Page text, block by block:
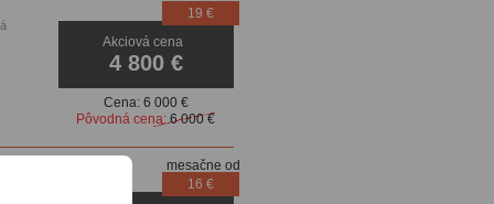
Akciová cena
4 800 €
19 €
Cena:6 000 €
Pôvodná cena:6 000 €
mesačne od
16 €